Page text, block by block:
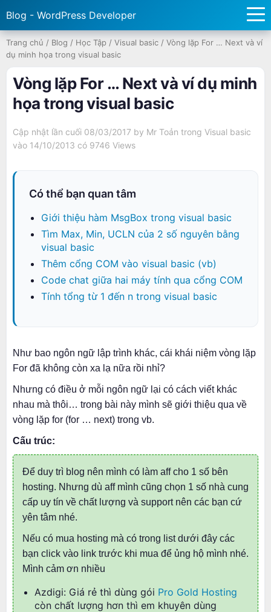
Blog - WordPress Developer
Trang chủ / Blog / Học Tập / Visual basic / Vòng lặp For … Next và ví
dụ minh họa trong visual basic
Vòng lặp For … Next và ví dụ minh
họa trong visual basic
Cập nhật lần cuối 08/03/2017 by Mr Toản trong Visual basic
vào 14/10/2013 có 9746 Views
Có thể bạn quan tâm
Giới thiệu hàm MsgBox trong visual basic
Tìm Max, Min, UCLN của 2 số nguyên bằng
visual basic
Thêm cổng COM vào visual basic (vb)
Code chat giữa hai máy tính qua cổng COM
Tính tổng từ 1 đến n trong visual basic
Như bao ngôn ngữ lập trình khác, cái khái niệm vòng lặp
For đã không còn xa lạ nữa rồi nhỉ?
Nhưng có điều ở mỗi ngôn ngữ lại có cách viết khác
nhau mà thôi… trong bài này mình sẽ giới thiệu qua về
vòng lặp for (for … next) trong vb.
Cấu trúc:
Để duy trì blog nên mình có làm aff cho 1 số bên
hosting. Nhưng dù aff mình cũng chọn 1 số nhà cung
cấp uy tín về chất lượng và support nên các bạn cứ
yên tâm nhé.
Nếu có mua hosting mà có trong list dưới đây các
bạn click vào link trước khi mua để ủng hộ mình nhé.
Mình cảm ơn nhiều
Azdigi: Giá rẻ thì dùng gói Pro Gold Hosting
còn chất lượng hơn thì em khuyên dùng